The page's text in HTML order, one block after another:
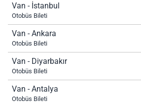
Van - İstanbul
Otobüs Bileti
Van - Ankara
Otobüs Bileti
Van - Diyarbakır
Otobüs Bileti
Van - Antalya
Otobüs Bileti